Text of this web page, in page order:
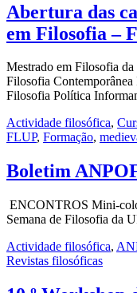
Abertura das
em Filosofia –
Mestrado em Filosofia
Filosofia
Filosofia Política
Actividade filosófica,
FLUP, Formação,
Boletim
ENCONTROS Mini-
Semana de Filosofia da
Actividade filosófica,
Revistas filosóficas